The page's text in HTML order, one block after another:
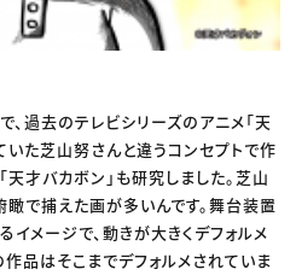
過去のテレビシリーズのアニメ「天
た芝山努さんと違うコンセプトで作
天才バカボン」も研究しました。芝山
で捕えた画が多いんです。舞台装置
イメージで、動きが大きくデフォルメ
品はそこまでデフォルメされていま